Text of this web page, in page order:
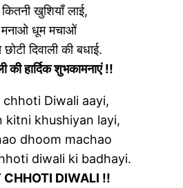
खुशियाँ लाई,
मनाओ धूम मचाओं
दिवाली की बधाई.
की हार्दिक शुभकामनाएं !!
chhoti Diwali aayi,
kitni khushiyan layi,
dhoom machao
diwali ki badhayi.
CHHOTI DIWALI !!